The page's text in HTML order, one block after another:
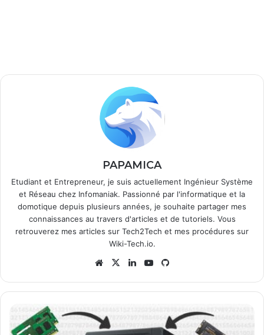
PAPAMICA
Etudiant et Entrepreneur, je suis actuellement Ingénieur Système
et Réseau chez Infomaniak. Passionné par l'informatique et la
domotique depuis plusieurs années, je souhaite partager mes
connaissances au travers d'articles et de tutoriels. Vous
retrouverez mes articles sur Tech2Tech et mes procédures sur
Wiki-Tech.io.
Website
X LinkedinYouTube
Comment